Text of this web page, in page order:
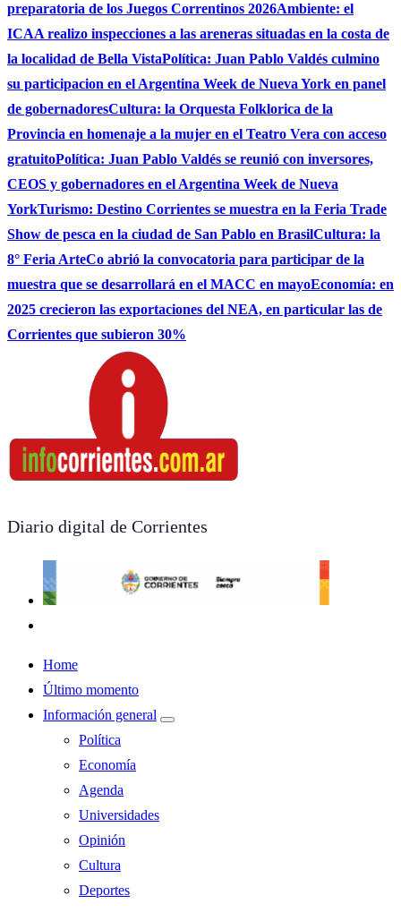
preparatoria de los Juegos Correntinos 2026Ambiente: el
ICAA realizo inspecciones a las areneras situadas en la costa de
la localidad de Bella VistaPolítica: Juan Pablo Valdés culmino
su participacion en el Argentina Week de Nueva York en panel
de gobernadoresCultura: la Orquesta Folklorica de la
Provincia en homenaje a la mujer en el Teatro Vera con acceso
gratuitoPolítica: Juan Pablo Valdés se reunió con inversores,
CEOS y gobernadores en el Argentina Week de Nueva
YorkTurismo: Destino Corrientes se muestra en la Feria Trade
Show de pesca en la ciudad de San Pablo en BrasilCultura: la
8° Feria ArteCo abrió la convocatoria para participar de la
muestra que se desarrollará en el MACC en mayoEconomía: en
2025 crecieron las exportaciones del NEA, en particular las de
Corrientes que subieron 30%
Diario digital de Corrientes
Home
Último momento
Información general
Política
Economía
Agenda
Universidades
Opinión
Cultura
Deportes